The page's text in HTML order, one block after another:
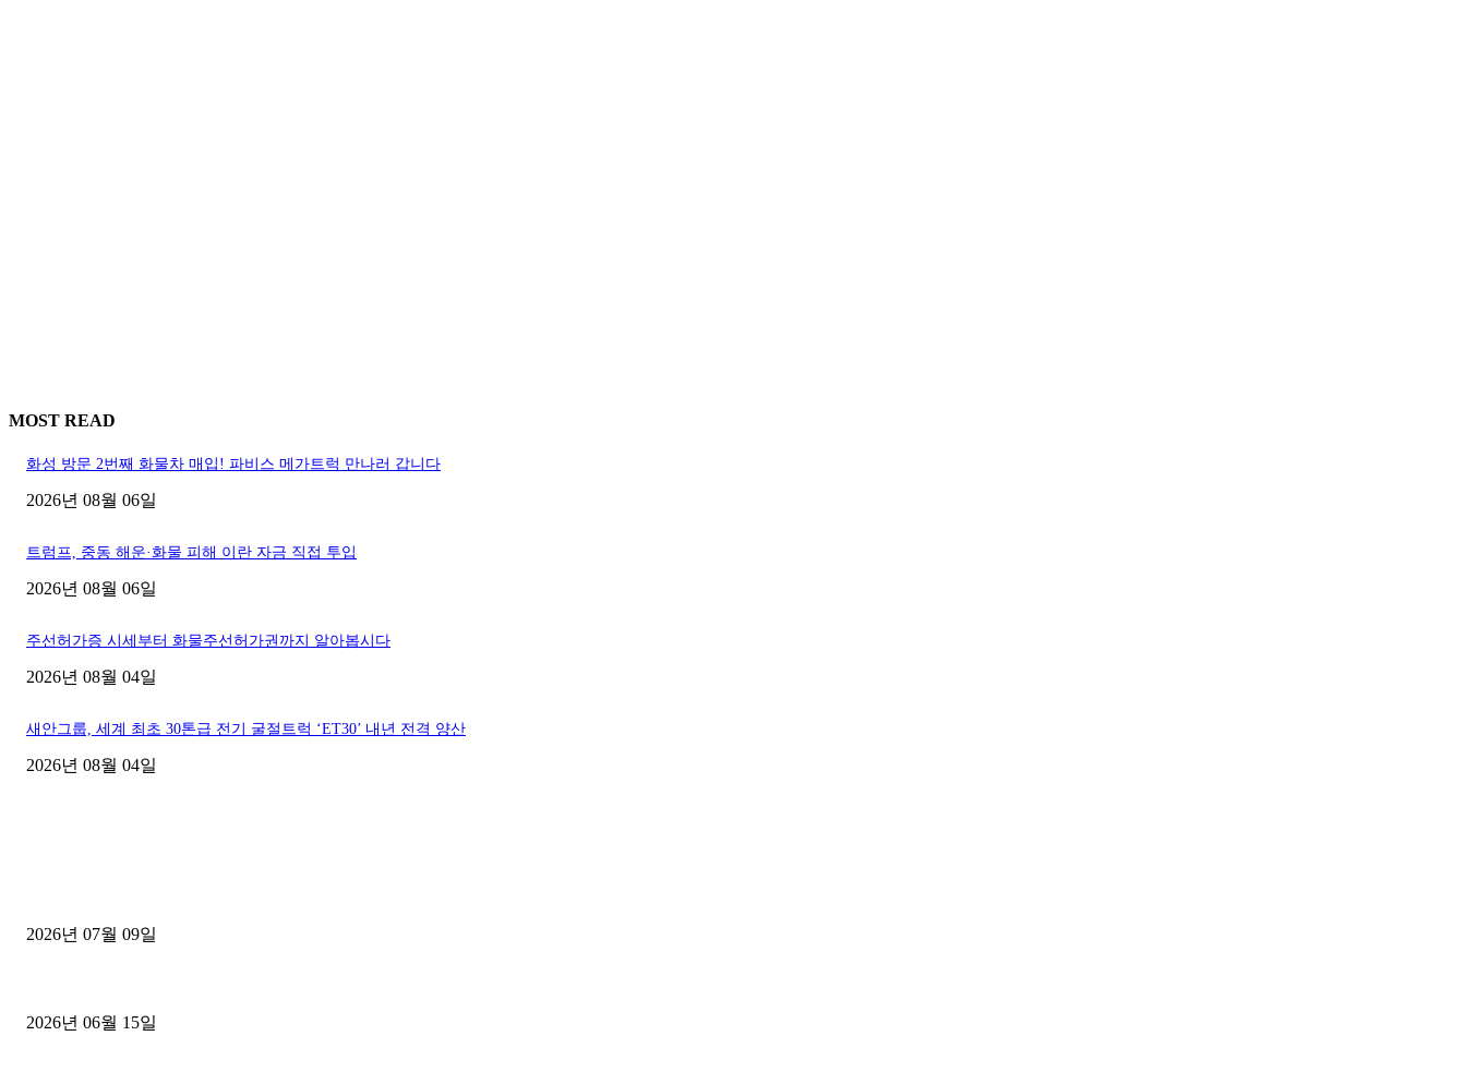
MOST READ
화성 방문 2번째 화물차 매입! 파비스 메가트럭 만나러 갑니다
2026년 08월 06일
트럼프, 중동 해운·화물 피해 이란 자금 직접 투입
2026년 08월 06일
주선허가증 시세부터 화물주선허가권까지 알아봅시다
2026년 08월 04일
새안그룹, 세계 최초 30톤급 전기 굴절트럭 ‘ET30’ 내년 전격 양산
2026년 08월 04일
2026년 07월 09일
2026년 06월 15일